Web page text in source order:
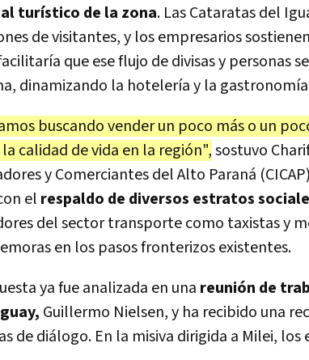
turístico de la zona. Las Cataratas del
de visitantes, y los empresarios
que ese flujo de divisas y personas
dinamizando la hotelería y la
buscando vender un poco más o un
calidad de vida en la región",sostuvo
y Comerciantes del Alto Paraná
el respaldo de diversos estratos
del sector transporte como taxistas y
en los pasos fronterizos existentes.
ya fue analizada en una reunión de
Guillermo Nielsen, y ha recibido una
de diálogo. En la misiva dirigida a Milei,